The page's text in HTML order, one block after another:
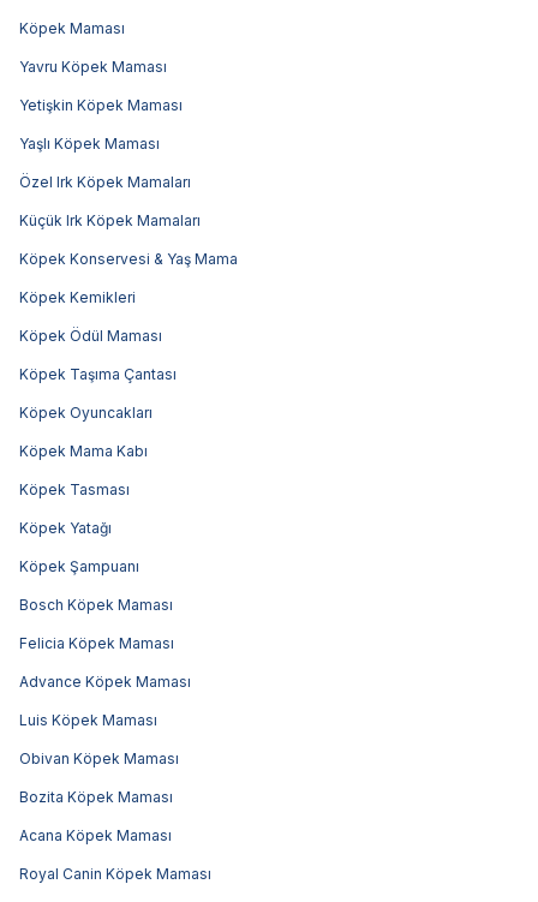
Köpek Maması
Yavru Köpek Maması
Yetişkin Köpek Maması
Yaşlı Köpek Maması
Özel Irk Köpek Mamaları
Küçük Irk Köpek Mamaları
Köpek Konservesi & Yaş Mama
Köpek Kemikleri
Köpek Ödül Maması
Köpek Taşıma Çantası
Köpek Oyuncakları
Köpek Mama Kabı
Köpek Tasması
Köpek Yatağı
Köpek Şampuanı
Bosch Köpek Maması
Felicia Köpek Maması
Advance Köpek Maması
Luis Köpek Maması
Obivan Köpek Maması
Bozita Köpek Maması
Acana Köpek Maması
Royal Canin Köpek Maması